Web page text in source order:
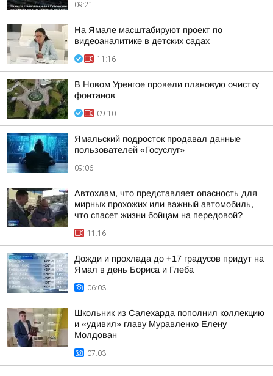
09:21
На Ямале масштабируют проект по
видеоаналитике в детских садах
11:16
В Новом Уренгое провели плановую очистку
фонтанов
09:10
Ямальский подросток продавал данные
пользователей «Госуслуг»
09:06
Автохлам, что представляет опасность для
мирных прохожих или важный автомобиль,
что спасет жизни бойцам на передовой?
11:16
Дожди и прохлада до +17 градусов придут на
Ямал в день Бориса и Глеба
06:03
Школьник из Салехарда пополнил коллекцию
и «удивил» главу Муравленко Елену
Молдован
07:03